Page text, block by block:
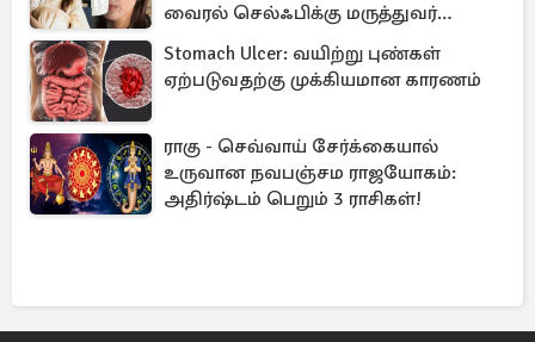
வைரல் செல்ஃபிக்கு மருத்துவர்
விளக்கம்
Stomach Ulcer: வயிற்று புண்கள்
ஏற்படுவதற்கு முக்கியமான காரணம்
ராகு - செவ்வாய் சேர்க்கையால்
உருவான நவபஞ்சம ராஜயோகம்:
அதிர்ஷ்டம் பெறும் 3 ராசிகள்!